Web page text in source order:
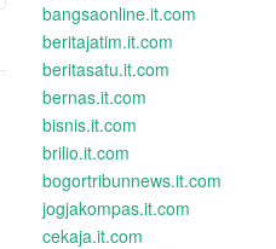
bangsaonline.it.com
beritajatim.it.com
beritasatu.it.com
bernas.it.com
bisnis.it.com
brilio.it.com
bogortribunnews.it.com
jogjakompas.it.com
cekaja.it.com